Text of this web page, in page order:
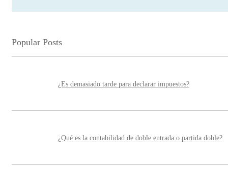
Popular Posts
¿Es demasiado tarde para declarar impuestos?
¿Qué es la contabilidad de doble entrada o partida doble?